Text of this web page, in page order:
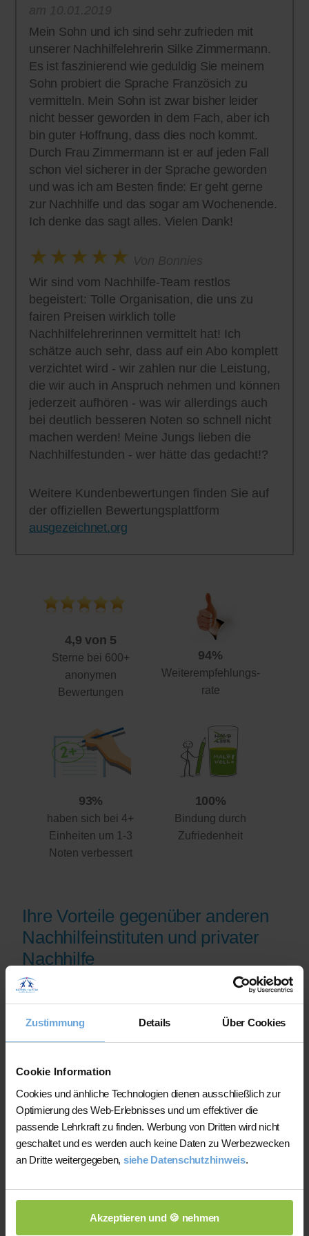
Zustimmung Details Über Cookies
Cookie Information
Cookies und änhliche Technologien dienen ausschließlich zur
Optimierung des Web-Erlebnisses und um effektiver die
passende Lehrkraft zu finden. Werbung von Dritten wird nicht
geschaltet und es werden auch keine Daten zu Werbezwecken
an Dritte weitergegeben, siehe Datenschutzhinweis.
Akzeptieren und 🍪 nehmen
Mein Sohn und ich sind sehr zufrieden mit
unserer Nachhilfelehrerin Silke Zimmermann.
Es ist faszinierend wie geduldig Sie meinem
Sohn probiert die Sprache Französich zu
vermitteln. Mein Sohn ist zwar bisher leider
nicht besser geworden in dem Fach, aber ich
bin guter Hoffnung, dass dies noch kommt.
Durch Frau Zimmermann ist er auf jeden Fall
schon viel sicherer in der Sprache geworden
und was ich am Besten finde: Er geht gerne
zur Nachhilfe und das sogar am Wochenende.
Ich denke das sagt alles. Vielen Dank!
Wir sind vom Nachhilfe-Team restlos
begeistert: Tolle Organisation, die uns zu
fairen Preisen wirklich tolle
Nachhilfelehrerinnen vermittelt hat! Ich
schätze auch sehr, dass auf ein Abo komplett
verzichtet wird - wir zahlen nur die Leistung,
die wir auch in Anspruch nehmen und können
jederzeit aufhören - was wir allerdings auch
bei deutlich besseren Noten so schnell nicht
machen werden! Meine Jungs lieben die
Nachhilfestunden - wer hätte das gedacht!?
Weitere Kundenbewertungen finden Sie auf
der offiziellen Bewertungsplattform
ausgezeichnet.org
4,9 von 5
Sterne bei 600+
anonymen
Bewertungen
94%
Weiterempfehlungs-
rate
93%
haben sich bei 4+
Einheiten um 1-3
Noten verbessert
100%
Bindung durch
Zufriedenheit
Ihre Vorteile gegenüber anderen
Nachhilfeinstituten und privater
Nachhilfe
Auf der Plattform finden Sie erfahrene
Lehrkräfte, deren eingereichte
Qualifikationsnachweise vor der
Freischaltung geprüft werden.
Nachhilfe-Team.net unterstützt Sie dabei,
möglichst schnell eine zu Ihrem Bedarf
passende Lehrkraft zu finden. Bei einem
Ausfall können Sie auf Wunsch bei der
Vermittlung einer anderen Lehrkraft
unterstützt werden.
ihren Unterricht eigenständig.
Die jeweilige Lehrkraft stimmt Lernziele,